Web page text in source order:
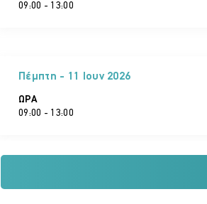
09:00 - 13:00
Πέμπτη - 11 Ιουν 2026
ΏΡΑ
09:00 - 13:00